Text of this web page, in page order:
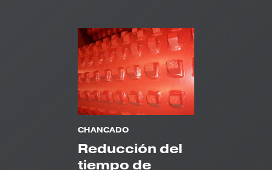
CHANCADO
Reducción del
tiempo de